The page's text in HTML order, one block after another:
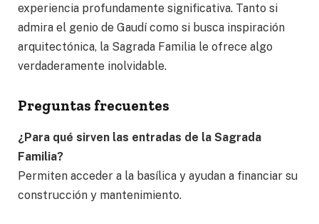
experiencia profundamente significativa. Tanto si
admira el genio de Gaudí como si busca inspiración
arquitectónica, la Sagrada Familia le ofrece algo
verdaderamente inolvidable.
Preguntas frecuentes
¿Para qué sirven las entradas de la Sagrada
Familia?
Permiten acceder a la basílica y ayudan a financiar su
construcción y mantenimiento.